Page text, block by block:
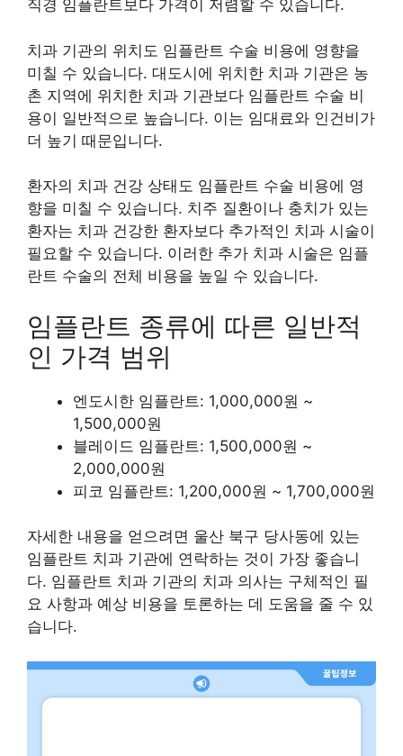
직경 임플란트보다 가격이 저렴할 수 있습니다.
치과 기관의 위치도 임플란트 수술 비용에 영향을
미칠 수 있습니다. 대도시에 위치한 치과 기관은 농
촌 지역에 위치한 치과 기관보다 임플란트 수술 비
용이 일반적으로 높습니다. 이는 임대료와 인건비가
더 높기 때문입니다.
환자의 치과 건강 상태도 임플란트 수술 비용에 영
향을 미칠 수 있습니다. 치주 질환이나 충치가 있는
환자는 치과 건강한 환자보다 추가적인 치과 시술이
필요할 수 있습니다. 이러한 추가 치과 시술은 임플
란트 수술의 전체 비용을 높일 수 있습니다.
임플란트 종류에 따른 일반적
인 가격 범위
엔도시한 임플란트: 1,000,000원 ~
1,500,000원
블레이드 임플란트: 1,500,000원 ~
2,000,000원
피코 임플란트: 1,200,000원 ~ 1,700,000원
자세한 내용을 얻으려면 울산 북구 당사동에 있는
임플란트 치과 기관에 연락하는 것이 가장 좋습니
다. 임플란트 치과 기관의 치과 의사는 구체적인 필
요 사항과 예상 비용을 토론하는 데 도움을 줄 수 있
습니다.